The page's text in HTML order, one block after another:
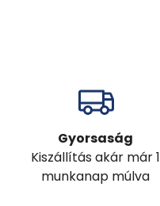
Gyorsaság
Kiszállítás akár már 1
munkanap múlva